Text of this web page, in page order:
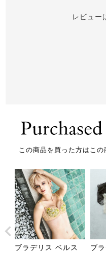
レビュー
この商品を買った方はこ
ブラデリス ベルス
ブ